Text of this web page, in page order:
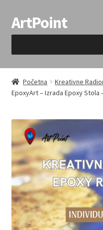
Preskoči
na
Skoči
do
ArtPoint
Uvjeti prodaje
Početna Kreativne
EpoxyArt – Izrada Epoxy Stola